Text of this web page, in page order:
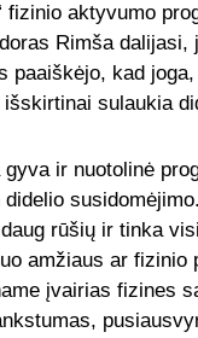
fizinio aktyvumo
Rimša dalijasi,
paaiškėjo, kad
sulaukia
gyva ir nuotolinė
didelio
rūšių ir tinka
amžiaus ar fizinio
įvairias fizines